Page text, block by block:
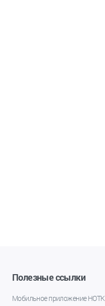
Полезные ссылки
Мобильное приложение НОТК